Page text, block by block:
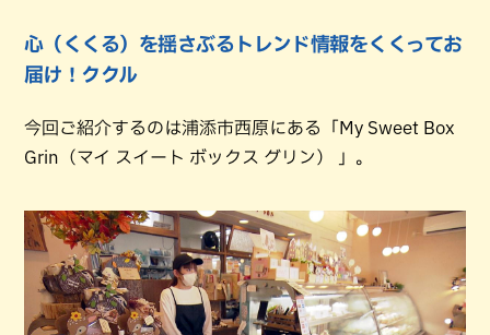
心（くくる）を揺さぶるトレンド情報をくくってお
届け！ククル
今回ご紹介するのは浦添市西原にある「My Sweet Box
Grin（マイ スイート ボックス グリン） 」。